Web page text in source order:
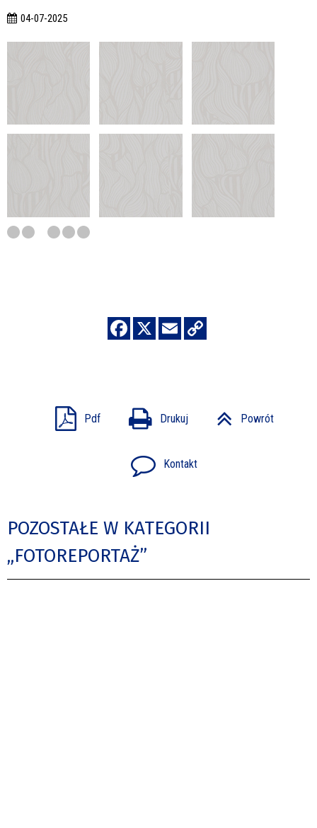
04-07-2025
Pdf Drukuj Powrót
Kontakt
POZOSTAŁE W KATEGORII
„FOTOREPORTAŻ”